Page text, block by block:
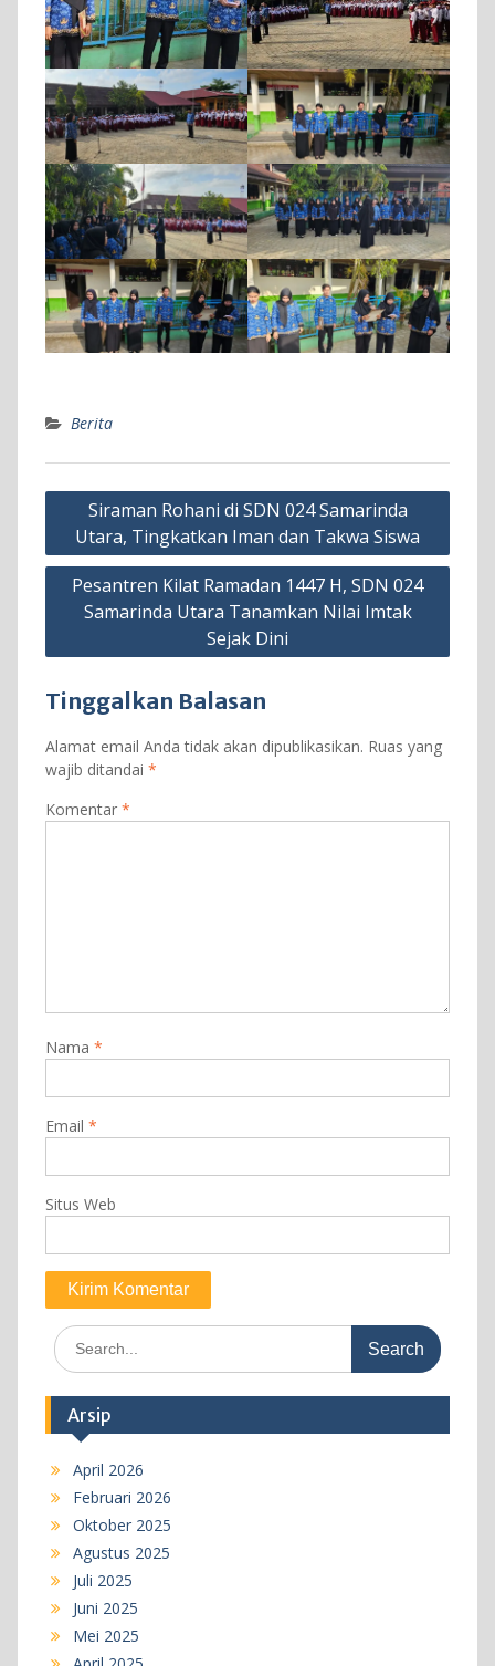
Berita
Navigasi
pos
Siraman Rohani di SDN 024 Samarinda
Utara, Tingkatkan Iman dan Takwa Siswa
Pesantren Kilat Ramadan 1447 H, SDN 024
Samarinda Utara Tanamkan Nilai Imtak
Sejak Dini
Tinggalkan Balasan
Alamat email Anda tidak akan dipublikasikan. Ruas yang
wajib ditandai *
Komentar *
Nama *
Email *
Situs Web
Search
for:
Arsip
April 2026
Februari 2026
Oktober 2025
Agustus 2025
Juli 2025
Juni 2025
Mei 2025